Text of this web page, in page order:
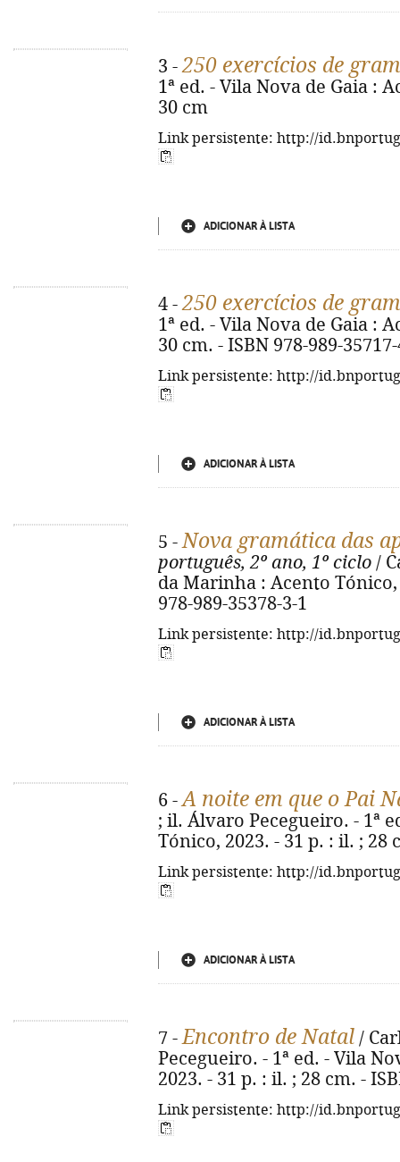
3 -250 exercícios de
1ª ed. - Vila Nova de Gaia :
30 cm
Link persistente: http://
ADICIONAR À LISTA
4 -250 exercícios de
1ª ed. - Vila Nova de Gaia :
30 cm. - ISBN 978-989-
Link persistente: http://
ADICIONAR À LISTA
5 -Nova gramática das
português, 2º ano, 1º ciclo /
da Marinha : Acento Tónico,
978-989-35378-3-1
Link persistente: http://
ADICIONAR À LISTA
6 -A noite em que o Pai
; il. Álvaro Pecegueiro. - 1ª
Tónico, 2023. - 31 p. : il. ; 28
Link persistente: http://
ADICIONAR À LISTA
7 -Encontro de Natal /
Pecegueiro. - 1ª ed. - Vila
2023. - 31 p. : il. ; 28 cm. -
Link persistente: http://